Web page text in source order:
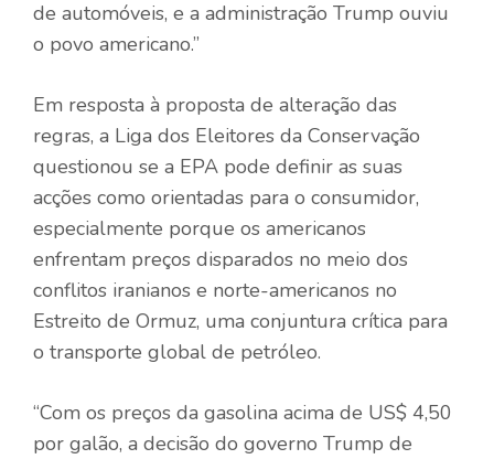
de automóveis, e a administração Trump ouviu
o povo americano.”
Em resposta à proposta de alteração das
regras, a Liga dos Eleitores da Conservação
questionou se a EPA pode definir as suas
acções como orientadas para o consumidor,
especialmente porque os americanos
enfrentam preços disparados no meio dos
conflitos iranianos e norte-americanos no
Estreito de Ormuz, uma conjuntura crítica para
o transporte global de petróleo.
“Com os preços da gasolina acima de US$ 4,50
por galão, a decisão do governo Trump de